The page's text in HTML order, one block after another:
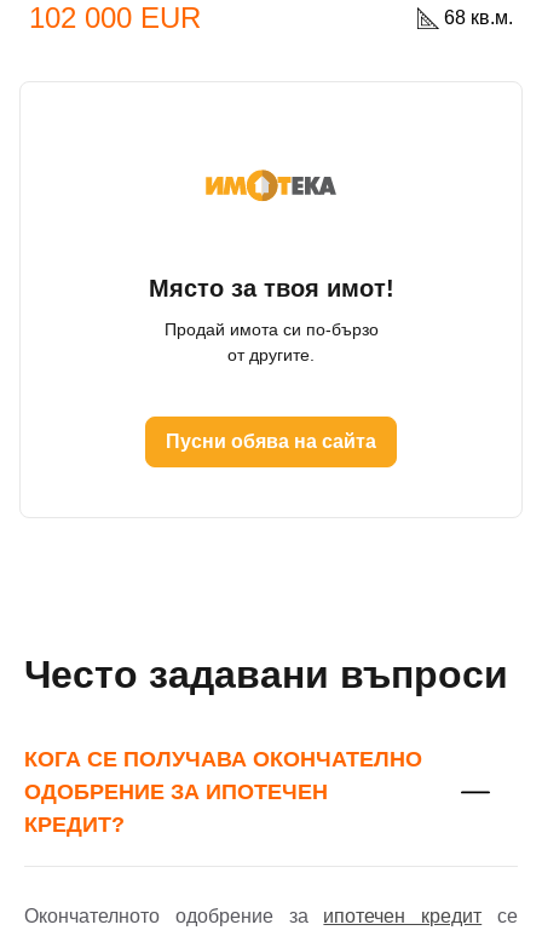
102 000 EUR 68 кв.м.
Място за твоя имот!
Продай имота си по-бързо
от другите.
Пусни обява на сайта
Често задавани въпроси
КОГА СЕ ПОЛУЧАВА ОКОНЧАТЕЛНО
ОДОБРЕНИЕ ЗА ИПОТЕЧЕН
КРЕДИТ?
Окончателното одобрение за ипотечен кредит се